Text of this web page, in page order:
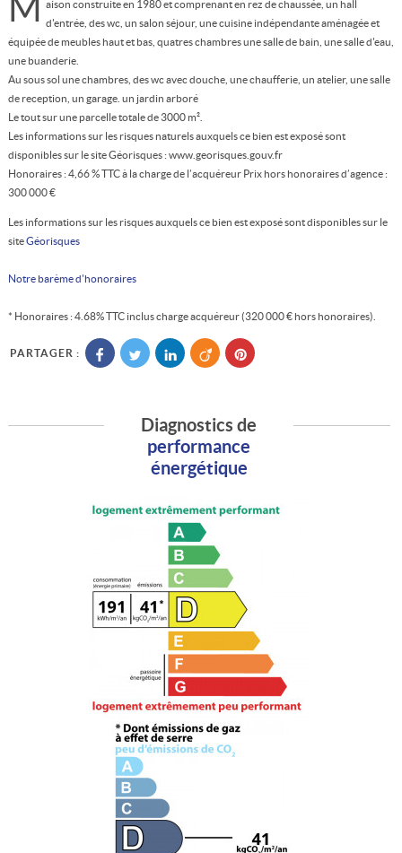
M aison construite en 1980 et comprenant en rez de chaussée, un hall
d'entrée, des wc, un salon séjour, une cuisine indépendante aménagée et
équipée de meubles haut et bas, quatres chambres une salle de bain, une salle d'eau,
une buanderie.
Au sous sol une chambres, des wc avec douche, une chaufferie, un atelier, une salle
de reception, un garage. un jardin arboré
Le tout sur une parcelle totale de 3000 m².
Les informations sur les risques naturels auxquels ce bien est exposé sont
disponibles sur le site Géorisques : www.georisques.gouv.fr
Honoraires : 4,66 % TTC à la charge de l’acquéreur Prix hors honoraires d’agence :
300 000 €
Les informations sur les risques auxquels ce bien est exposé sont disponibles sur le
siteGéorisques
Notre barème d'honoraires
* Honoraires : 4.68% TTC inclus charge acquéreur (320 000 € hors honoraires).
PARTAGER :
Diagnostics de
performance
énergétique